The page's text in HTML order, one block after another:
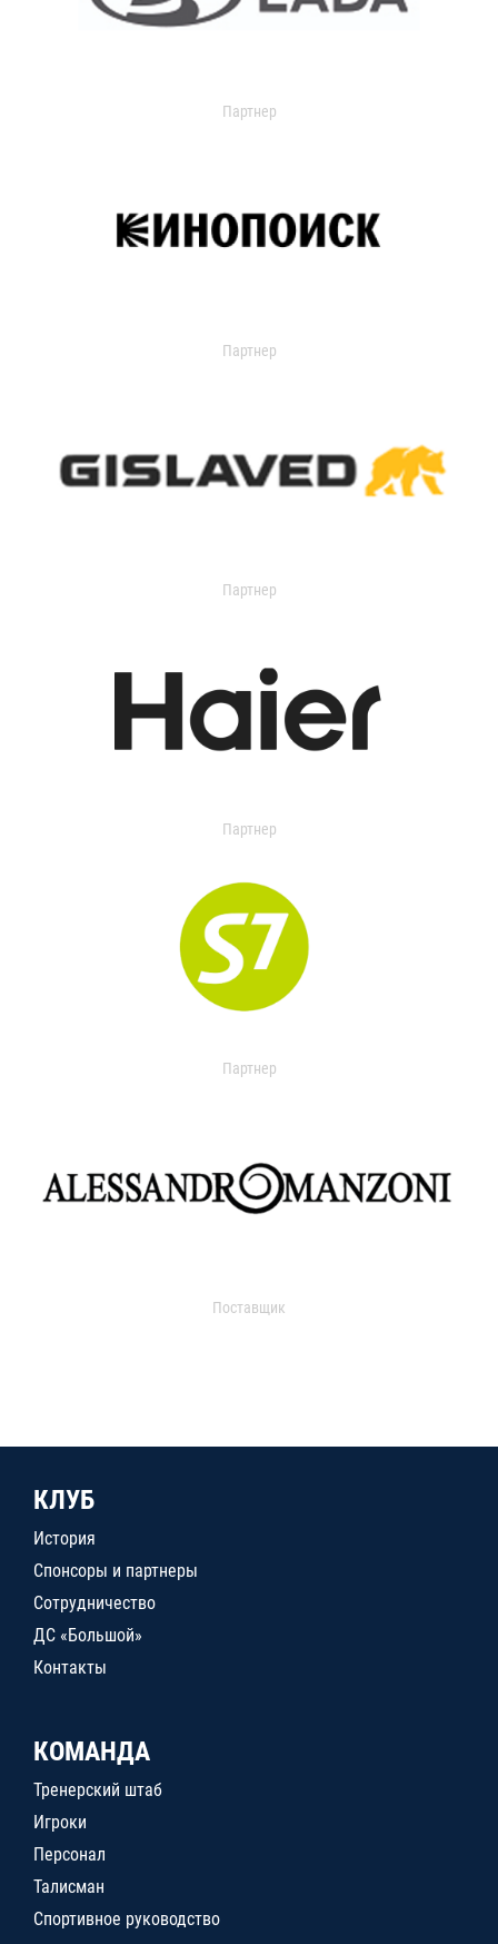
Партнер
Партнер
Партнер
Партнер
Партнер
Поставщик
КЛУБ
История
Спонсоры и партнеры
Сотрудничество
ДС «Большой»
Контакты
КОМАНДА
Тренерский штаб
Игроки
Персонал
Талисман
Спортивное руководство